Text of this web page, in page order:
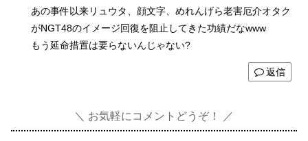
あの事件以来リュウタ、顔文字、めれんげら老害厄介オタク
がNGT48のイメージ回復を阻止してきた功績だなwww
もう延命措置は要らないんじゃない?
返信
お気軽にコメントどうぞ！